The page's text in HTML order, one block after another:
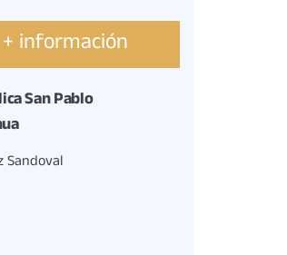
información
San Pablo
Sandoval